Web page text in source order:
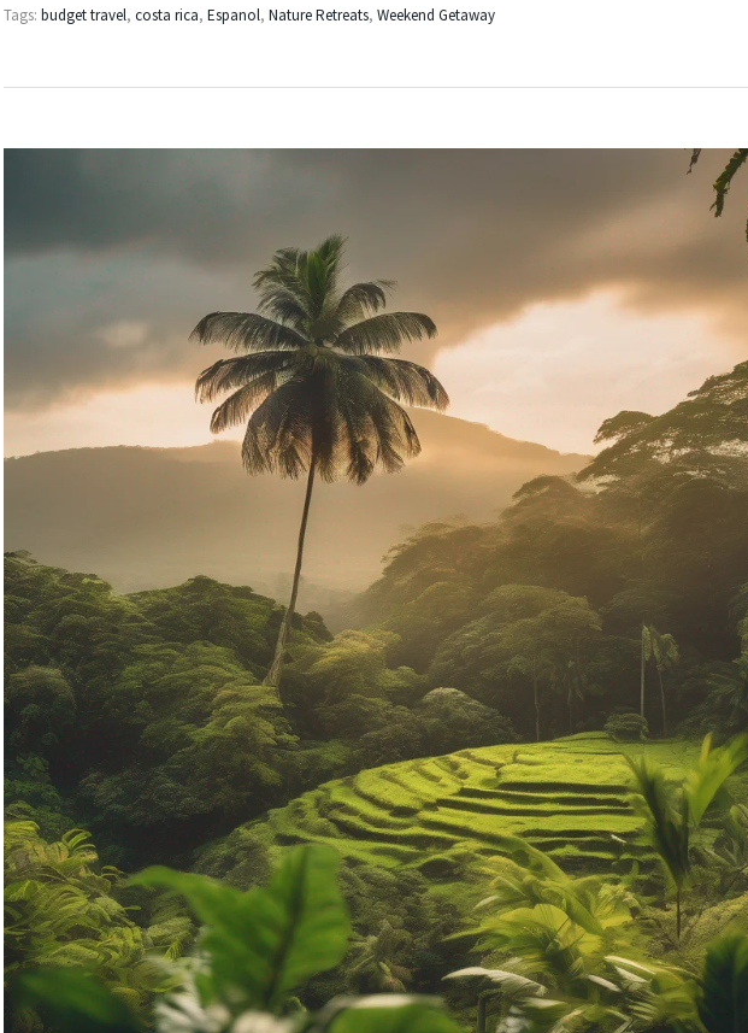
Tags: budget travel, costa rica, Espanol, Nature Retreats, Weekend Getaway